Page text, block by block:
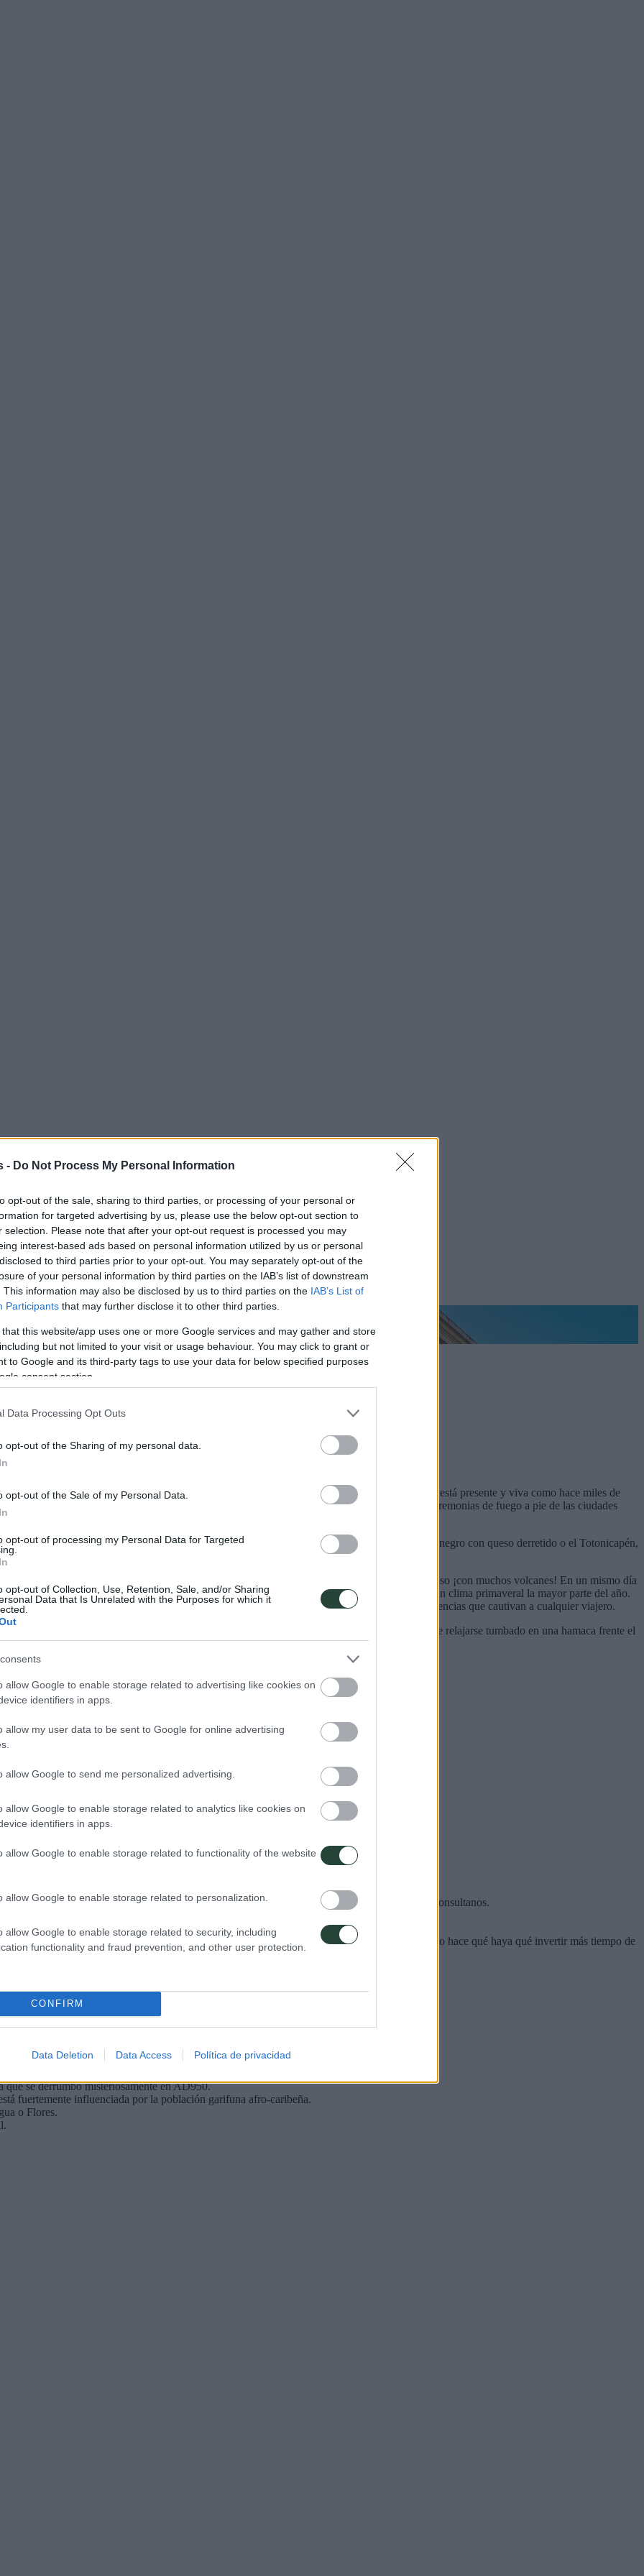
- Do Not Process My Personal Information
opt-out of the sale, sharing to third parties, or processing of your personal or
for targeted advertising by us, please use the below opt-out section to
selection. Please note that after your opt-out request is processed you may
interest-based ads based on personal information utilized by us or personal
to third parties prior to your opt-out. You may separately opt-out of the
of your personal information by third parties on the IAB’s list of downstream
This information may also be disclosed by us to third parties on the IAB’s List of
Participants that may further disclose it to other third parties.
that this website/app uses one or more Google services and may gather and store
but not limited to your visit or usage behaviour. You may click to grant or
to Google and its third-party tags to use your data for below specified purposes
consent section.
Data Processing Opt Outs
opt-out of the Sharing of my personal data.
opt-out of the Sale of my Personal Data.
opt-out of processing my Personal Data for Targeted
opt-out of Collection, Use, Retention, Sale, and/or Sharing
Data that Is Unrelated with the Purposes for which it
allow Google to enable storage related to advertising like cookies on
identifiers in apps.
allow my user data to be sent to Google for online advertising
allow Google to send me personalized advertising.
allow Google to enable storage related to analytics like cookies on
identifiers in apps.
allow Google to enable storage related to functionality of the website
allow Google to enable storage related to personalization.
allow Google to enable storage related to security, including
functionality and fraud prevention, and other user protection.
CONFIRM
Data Deletion Data Access Política de privacidad
un viaje de aventura a Guatemala: un lugar donde la espiritualidad ancestral del Mundo Maya está presente y viva como hace miles de
costumbres -comida, vestimenta, idioma y folclore- como hace siglos, es muy habitual ver ceremonias de fuego a pie de las ciudades
pueblos originarios o incluso presenciar una boda al estilo prehispánico.
siendo la base de la alimentación. No podéis dejar de probar las deliciosas tortillas de maíz negro con queso derretido o el Totonicapén,
de salsa de semillas. Unos platos riquísimos.
diferente. Aunque hay zonas de humedales, Guatemala es principalmente un país montañoso ¡con muchos volcanes! En un mismo día
después pasear y comer en cualquier puesto de la calle o el mercado, y todo acompañado de un clima primaveral la mayor parte del año.
diversa y hermosa. Guatemala es el país más diverso de Centroamérica ofrece paisajes y experiencias que cautivan a cualquier viajero.
a través de las selvas y volcanes, miles de cuevas para explorar, buceo o snorkel o simplemente relajarse tumbado en una hamaca frente el
¡Este es un viaje de aventuraque no te puedes perder!
ser cálidas y húmedas. Lleva agua siempre.
y zapatos resistentes para caminar. Si tienes alguna duda sobre el nivel de exigencia física consultanos.
para lidiar con insectos.
nos podemos encontrar con lugares con condiciones rústicas.
las distancias no son muy grandes, el estado de muchas carreteras y el terreno accidentado hace qué haya qué invertir más tiempo de
una mezcla de ambiente relajado y animado.
se derrumbó misteriosamente en AD950.
fuertemente influenciada por la población garifuna afro-caribeña.
o Flores.